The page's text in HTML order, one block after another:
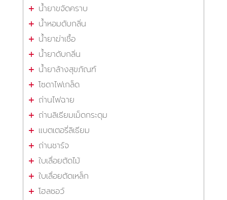
น้ำยาขจัดคราบ
น้ำหอมดับกลิ่น
น้ำยาฆ่าเชื้อ
น้ำยาดับกลิ่น
น้ำยาล้างสุขภัณฑ์
โซดาไฟเกล็ด
ถ่านไฟฉาย
ถ่านลิเธียมเม็ดกระดุม
แบตเตอรี่ลิเธียม
ถ่านชาร์จ
ใบเลื่อยตัดไม้
ใบเลื่อยตัดเหล็ก
โฮลซอว์